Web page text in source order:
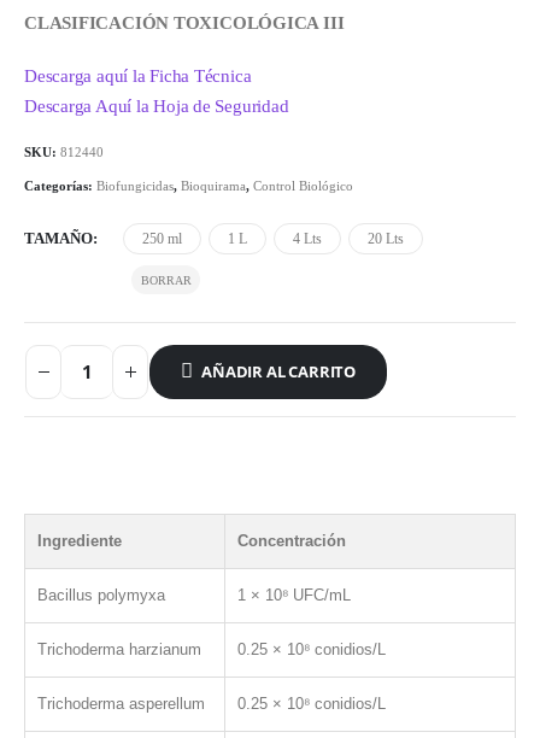
CLASIFICACIÓN TOXICOLÓGICA III
Descarga aquí la Ficha Técnica
Descarga Aquí la Hoja de Seguridad
SKU: 812440
Categorías: Biofungicidas, Bioquirama, Control Biológico
TAMAÑO 250 ml 1 L 4 Lts 20 Lts
AÑADIR AL CARRITO
Ingrediente Concentración
Bacillus polymyxa 1 × 10⁸ UFC/mL
Trichoderma harzianum 0.25 × 10⁸ conidios/L
Trichoderma asperellum 0.25 × 10⁸ conidios/L